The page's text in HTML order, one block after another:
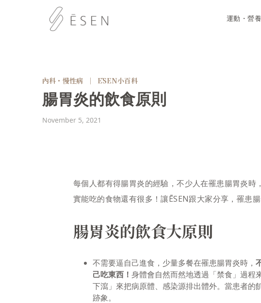
運動・營養
內科・慢性病 ｜ ĒSEN小百科
腸胃炎的飲食原則
November 5, 2021
每個人都有得腸胃炎的經驗，不少人在罹患腸胃炎時
實能吃的食物還有很多！讓ĒSEN跟大家分享，罹患腸
腸胃炎的飲食大原則
不需要逼自己進食，少量多餐在罹患腸胃炎時，
己吃東西！ 身體會自然而然地透過「禁食」過程
下瀉」來把病原體、感染源排出體外。當患者的
跡象。